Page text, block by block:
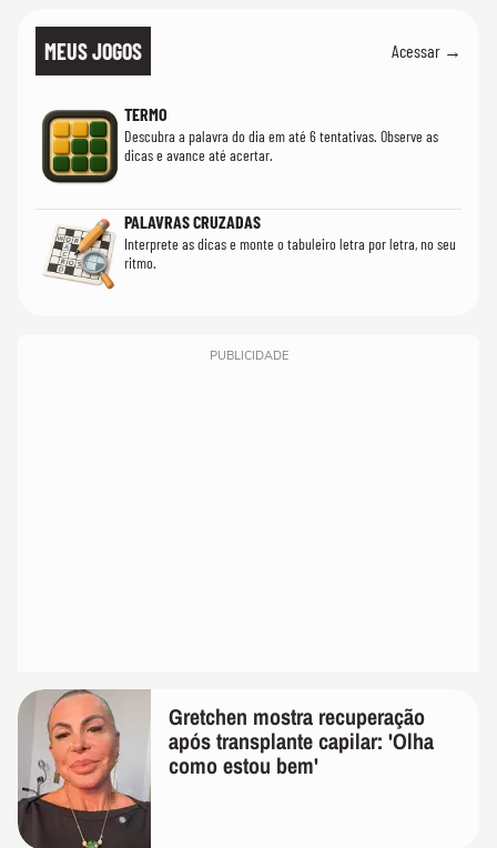
MEUS JOGOS Acessar →
TERMO
Descubra a palavra do dia em até 6 tentativas. Observe as
dicas e avance até acertar.
PALAVRAS CRUZADAS
Interprete as dicas e monte o tabuleiro letra por letra, no seu
ritmo.
PUBLICIDADE
Gretchen mostra recuperação
após transplante capilar: 'Olha
como estou bem'